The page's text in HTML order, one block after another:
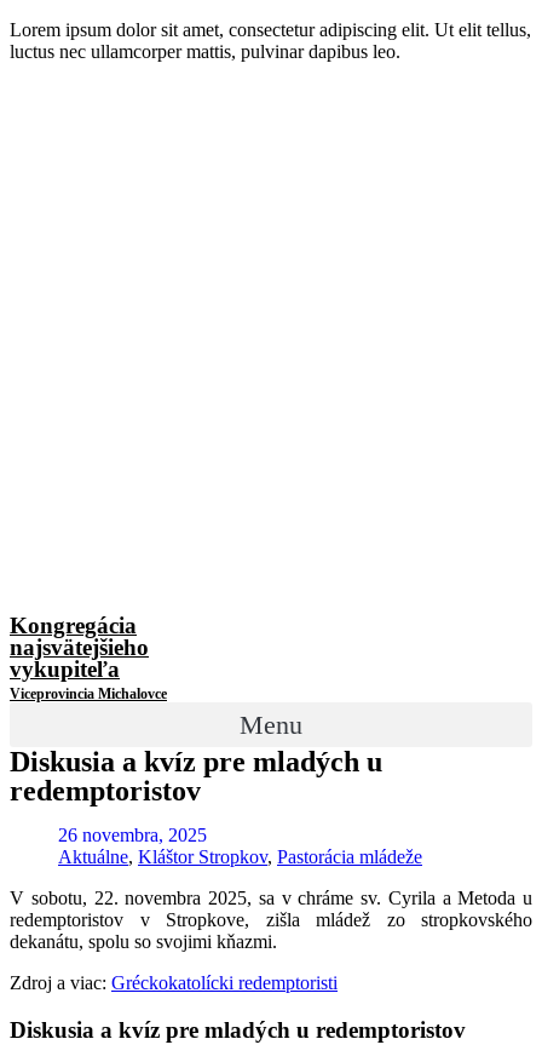
Lorem ipsum dolor sit amet, consectetur adipiscing elit. Ut elit tellus,
luctus nec ullamcorper mattis, pulvinar dapibus leo.
Kongregácia
najsvätejšieho
vykupiteľa
Viceprovincia Michalovce
Menu
Diskusia a kvíz pre mladých u
redemptoristov
26 novembra, 2025
Aktuálne, Kláštor Stropkov, Pastorácia mládeže
V sobotu, 22. novembra 2025, sa v chráme sv. Cyrila a Metoda u
redemptoristov v Stropkove, zišla mládež zo stropkovského
dekanátu, spolu so svojimi kňazmi.
Zdroj a viac: Gréckokatolícki redemptoristi
Diskusia a kvíz pre mladých u redemptoristov